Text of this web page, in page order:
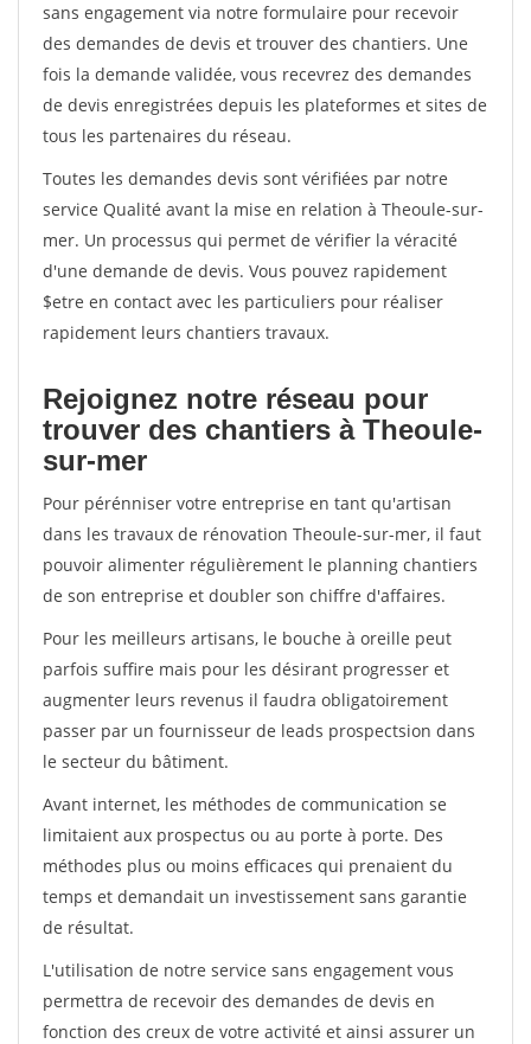
sans engagement via notre formulaire pour recevoir
des demandes de devis et trouver des chantiers. Une
fois la demande validée, vous recevrez des demandes
de devis enregistrées depuis les plateformes et sites de
tous les partenaires du réseau.
Toutes les demandes devis sont vérifiées par notre
service Qualité avant la mise en relation à Theoule-sur-
mer. Un processus qui permet de vérifier la véracité
d'une demande de devis. Vous pouvez rapidement
$etre en contact avec les particuliers pour réaliser
rapidement leurs chantiers travaux.
Rejoignez notre réseau pour
trouver des chantiers à Theoule-
sur-mer
Pour pérénniser votre entreprise en tant qu'artisan
dans les travaux de rénovation Theoule-sur-mer, il faut
pouvoir alimenter régulièrement le planning chantiers
de son entreprise et doubler son chiffre d'affaires.
Pour les meilleurs artisans, le bouche à oreille peut
parfois suffire mais pour les désirant progresser et
augmenter leurs revenus il faudra obligatoirement
passer par un fournisseur de leads prospectsion dans
le secteur du bâtiment.
Avant internet, les méthodes de communication se
limitaient aux prospectus ou au porte à porte. Des
méthodes plus ou moins efficaces qui prenaient du
temps et demandait un investissement sans garantie
de résultat.
L'utilisation de notre service sans engagement vous
permettra de recevoir des demandes de devis en
fonction des creux de votre activité et ainsi assurer un